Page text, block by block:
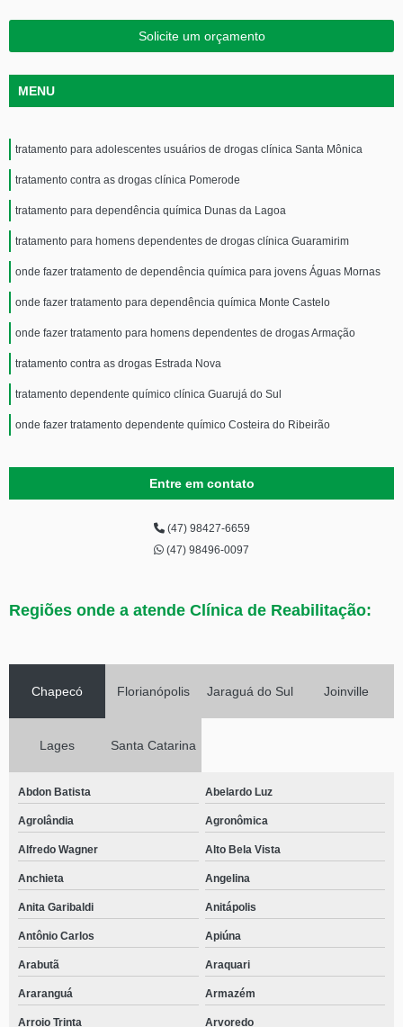
Solicite um orçamento
MENU
tratamento para adolescentes usuários de drogas clínica Santa Mônica
tratamento contra as drogas clínica Pomerode
tratamento para dependência química Dunas da Lagoa
tratamento para homens dependentes de drogas clínica Guaramirim
onde fazer tratamento de dependência química para jovens Águas Mornas
onde fazer tratamento para dependência química Monte Castelo
onde fazer tratamento para homens dependentes de drogas Armação
tratamento contra as drogas Estrada Nova
tratamento dependente químico clínica Guarujá do Sul
onde fazer tratamento dependente químico Costeira do Ribeirão
Entre em contato
(47) 98427-6659
(47) 98496-0097
Regiões onde a atende Clínica de Reabilitação:
Chapecó Florianópolis Jaraguá do Sul Joinville
Lages Santa Catarina
Abdon Batista Abelardo Luz
Agrolândia Agronômica
Alfredo Wagner Alto Bela Vista
Anchieta Angelina
Anita Garibaldi Anitápolis
Antônio Carlos Apiúna
Arabutã Araquari
Araranguá Armazém
Arroio Trinta Arvoredo